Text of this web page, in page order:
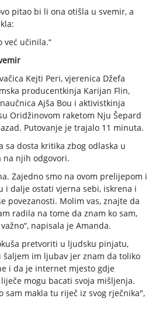
pitao bi li ona otišla u svemir, a
već učinila.“
Kejti Peri, vjerenica Džefa
producentkinja Karijan Flin,
Ajša Bou i aktivistkinja
Oridžinovom raketom Nju Šepard
Putovanje je trajalo 11 minuta.
sa dosta kritika zbog odlaska u
na njih odgovori.
Zajedno smo na ovom prelijepom i
i dalje ostati vjerna sebi, iskrena i
povezanosti. Molim vas, znajte da
radila na tome da znam ko sam,
napisala je Amanda.
pretvoriti u ljudsku pinjatu,
šaljem im ljubav jer znam da toliko
i da je internet mjesto gdje
mogu bacati svoja mišljenja.
sam makla tu riječ iz svog rječnika",